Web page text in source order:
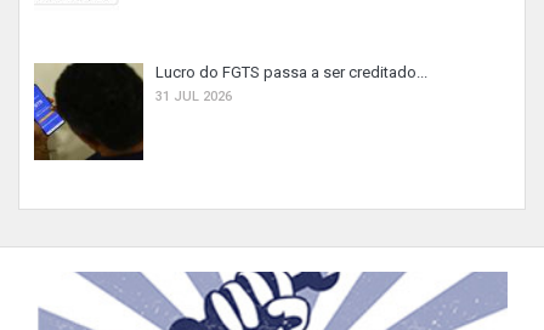
Lucro do FGTS passa a ser creditado...
31 JUL 2026